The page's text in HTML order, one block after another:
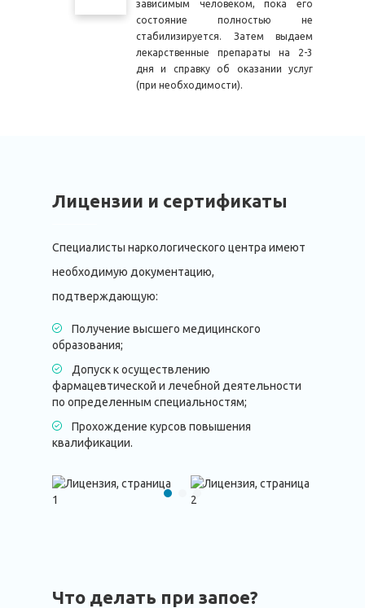
зависимым человеком, пока его
состояние полностью не
стабилизируется. Затем выдаем
лекарственные препараты на 2-3
дня и справку об оказании услуг
(при необходимости).
Лицензии и сертификаты
Специалисты наркологического центра имеют
необходимую документацию,
подтверждающую:
Получение высшего медицинского
образования;
Допуск к осуществлению
фармацевтической и лечебной деятельности
по определенным специальностям;
Прохождение курсов повышения
квалификации.
Что делать при запое?